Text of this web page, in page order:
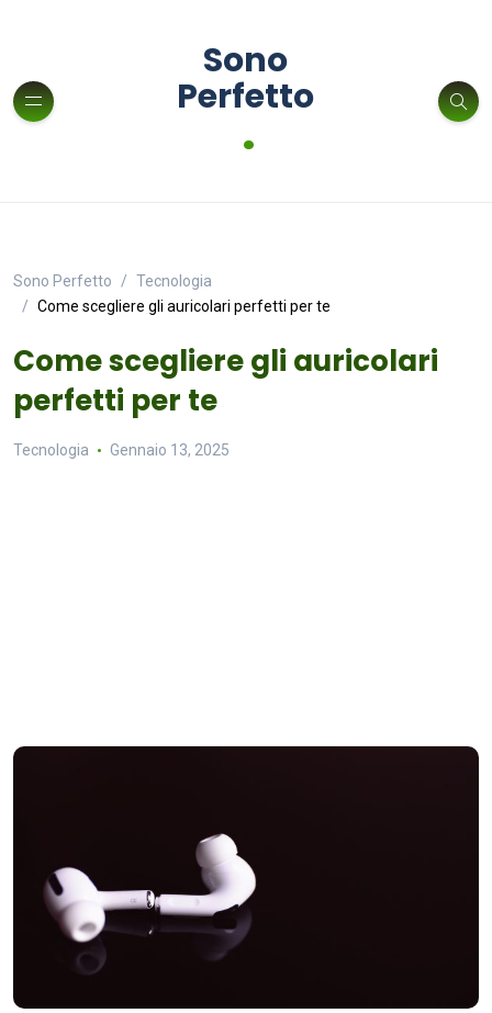
Sono
Perfetto
.
Sono Perfetto
Tecnologia
Come scegliere gli auricolari perfetti per te
Come scegliere gli auricolari
perfetti per te
Tecnologia Gennaio 13, 2025